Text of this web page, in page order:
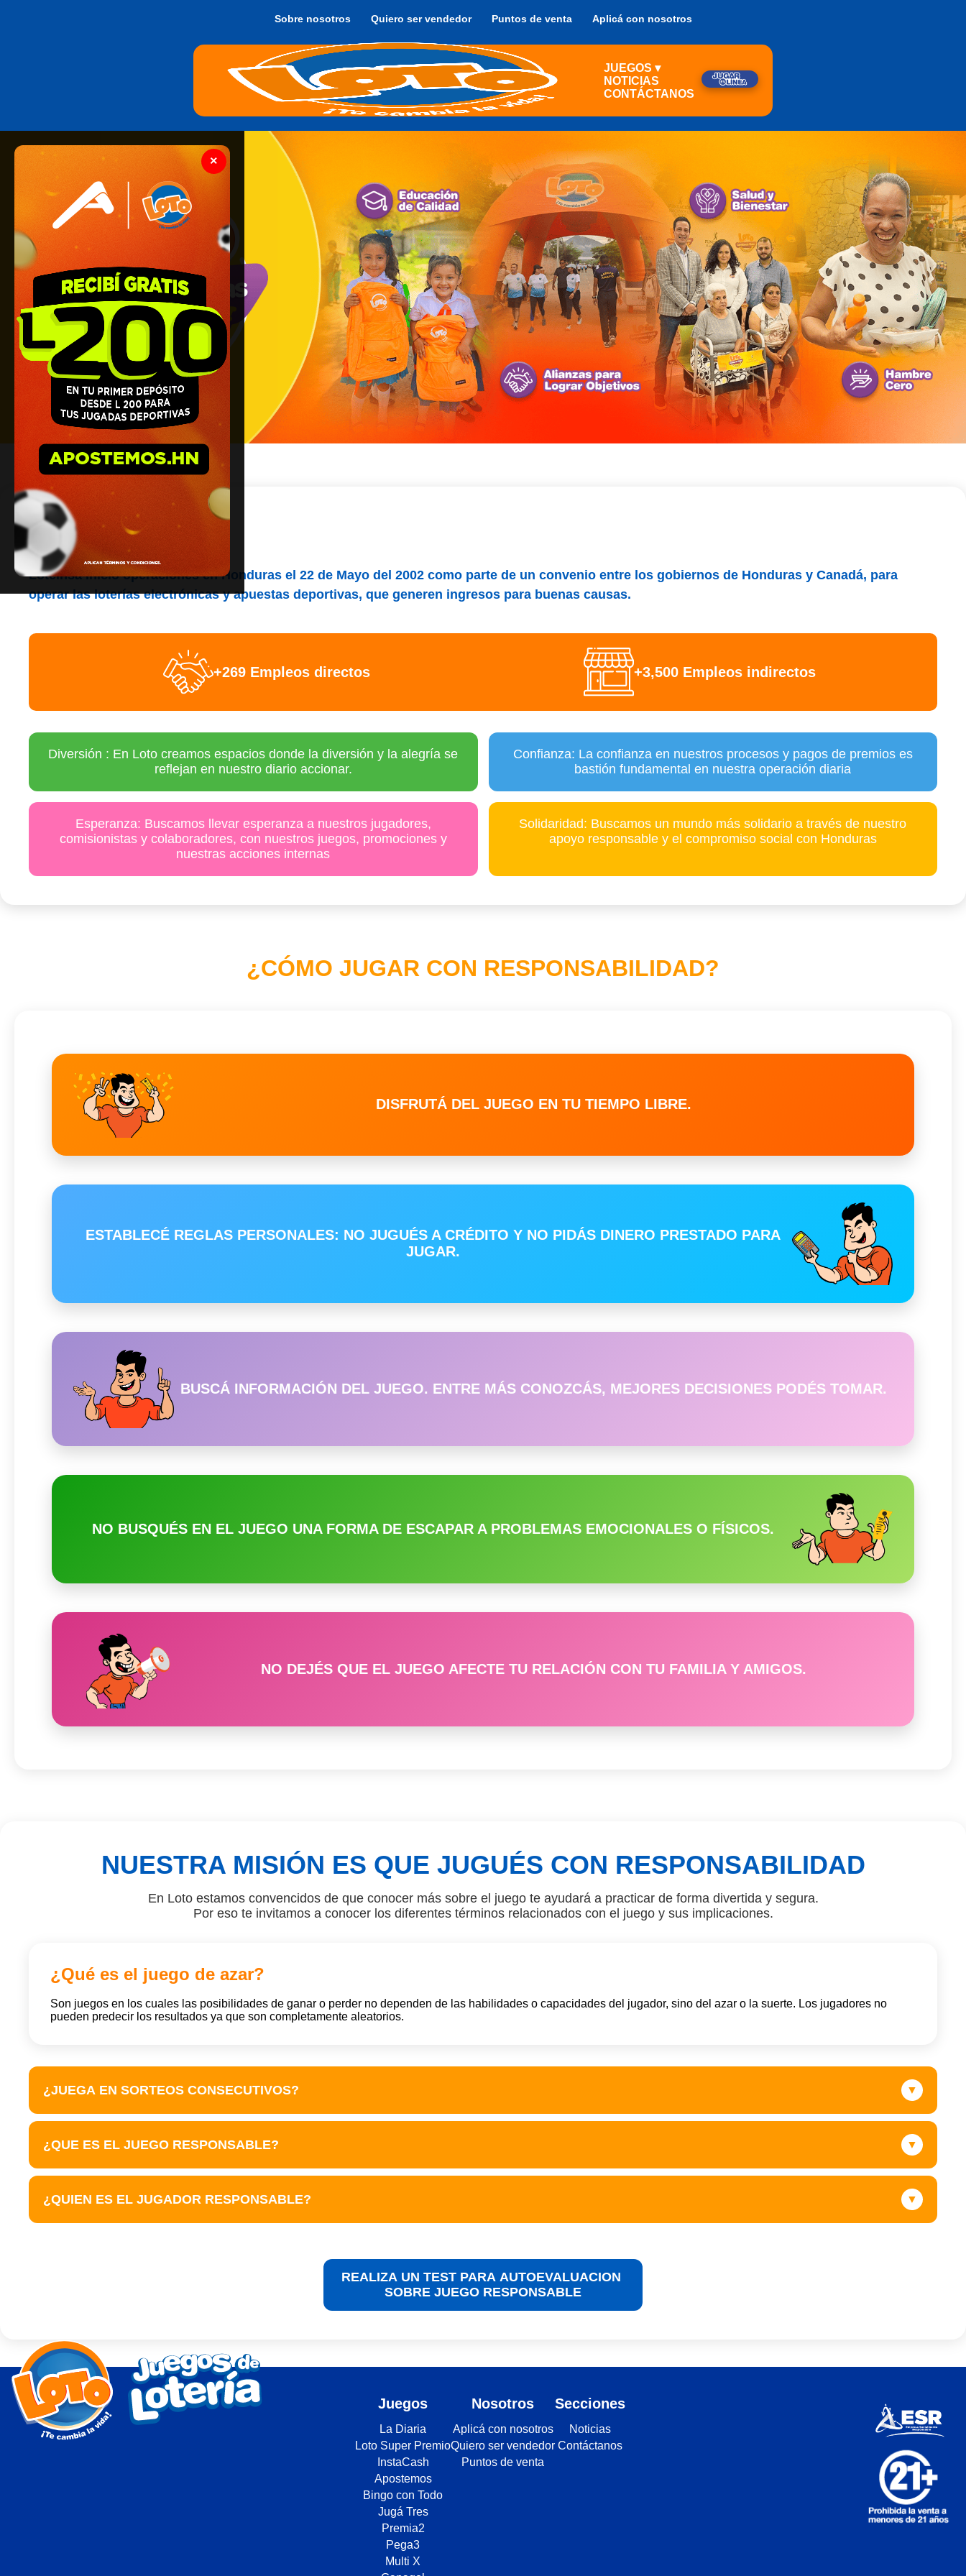
Sobre nosotros Quiero ser vendedor Puntos de venta Aplicá con nosotros
JUEGOS ▾
NOTICIAS
CONTÁCTANOS
×
¿Quiénes somos?
Lotelhsa inició operaciones en Honduras el 22 de Mayo del 2002 como parte de un convenio entre los gobiernos de Honduras y Canadá, para
operar las loterías electrónicas y apuestas deportivas, que generen ingresos para buenas causas.
+269 Empleos directos +3,500 Empleos indirectos
Diversión : En Loto creamos espacios donde la diversión y la alegría se
reflejan en nuestro diario accionar.
Confianza: La confianza en nuestros procesos y pagos de premios es
bastión fundamental en nuestra operación diaria
Esperanza: Buscamos llevar esperanza a nuestros jugadores,
comisionistas y colaboradores, con nuestros juegos, promociones y
nuestras acciones internas
Solidaridad: Buscamos un mundo más solidario a través de nuestro
apoyo responsable y el compromiso social con Honduras
¿CÓMO JUGAR CON RESPONSABILIDAD?
DISFRUTÁ DEL JUEGO EN TU TIEMPO LIBRE.
ESTABLECÉ REGLAS PERSONALES: NO JUGUÉS A CRÉDITO Y NO PIDÁS DINERO PRESTADO PARA
JUGAR.
BUSCÁ INFORMACIÓN DEL JUEGO. ENTRE MÁS CONOZCÁS, MEJORES DECISIONES PODÉS TOMAR.
NO BUSQUÉS EN EL JUEGO UNA FORMA DE ESCAPAR A PROBLEMAS EMOCIONALES O FÍSICOS.
NO DEJÉS QUE EL JUEGO AFECTE TU RELACIÓN CON TU FAMILIA Y AMIGOS.
NUESTRA MISIÓN ES QUE JUGUÉS CON RESPONSABILIDAD
En Loto estamos convencidos de que conocer más sobre el juego te ayudará a practicar de forma divertida y segura.
Por eso te invitamos a conocer los diferentes términos relacionados con el juego y sus implicaciones.
¿Qué es el juego de azar?
Son juegos en los cuales las posibilidades de ganar o perder no dependen de las habilidades o capacidades del jugador, sino del azar o la suerte. Los jugadores no
pueden predecir los resultados ya que son completamente aleatorios.
¿JUEGA EN SORTEOS CONSECUTIVOS? ▼
¿QUE ES EL JUEGO RESPONSABLE? ▼
¿QUIEN ES EL JUGADOR RESPONSABLE? ▼
REALIZA UN TEST PARA AUTOEVALUACION
SOBRE JUEGO RESPONSABLE
Juegos
La Diaria
Loto Super Premio
InstaCash
Apostemos
Bingo con Todo
Jugá Tres
Premia2
Pega3
Multi X
Nosotros
Aplicá con nosotros
Quiero ser vendedor
Puntos de venta
Secciones
Noticias
Contáctanos